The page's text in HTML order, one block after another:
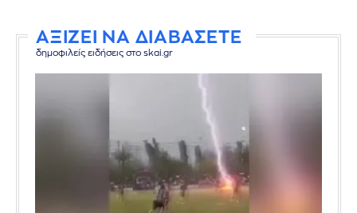
ΑΞΙΖΕΙ ΝΑ ΔΙΑΒΑΣΕΤΕ
δημοφιλείς ειδήσεις στο skai.gr